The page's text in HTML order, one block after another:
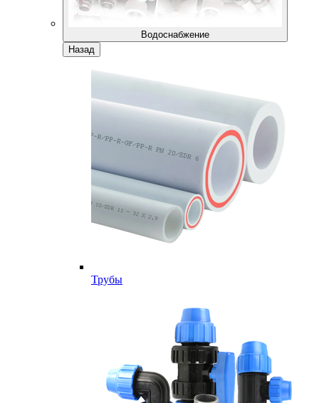
Водоснабжение
Назад
Трубы